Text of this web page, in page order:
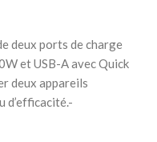
deux ports de charge
et USB-A avec Quick
deux appareils
d’efficacité.-